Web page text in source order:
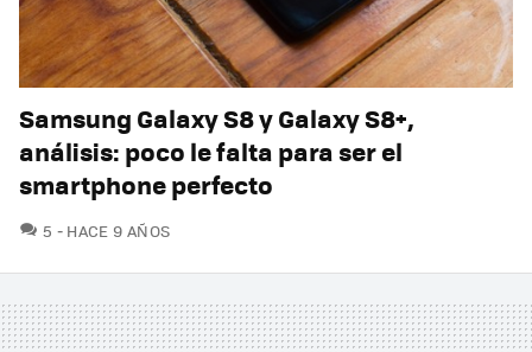
Samsung Galaxy S8 y Galaxy S8+,
análisis: poco le falta para ser el
smartphone perfecto
5 COMENTARIOS
HACE 9 AÑOS